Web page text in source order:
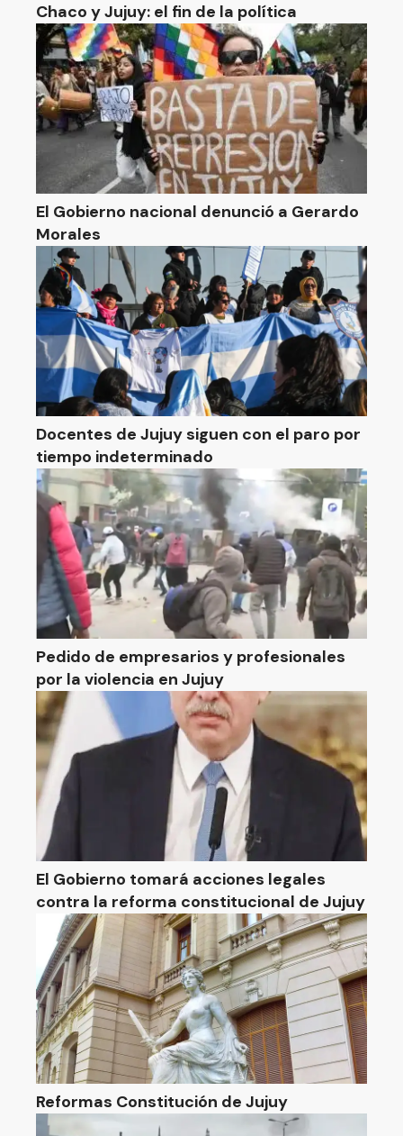
Chaco y Jujuy: el fin de la política
El Gobierno nacional denunció a Gerardo
Morales
Docentes de Jujuy siguen con el paro por
tiempo indeterminado
Pedido de empresarios y profesionales
por la violencia en Jujuy
El Gobierno tomará acciones legales
contra la reforma constitucional de Jujuy
Reformas Constitución de Jujuy